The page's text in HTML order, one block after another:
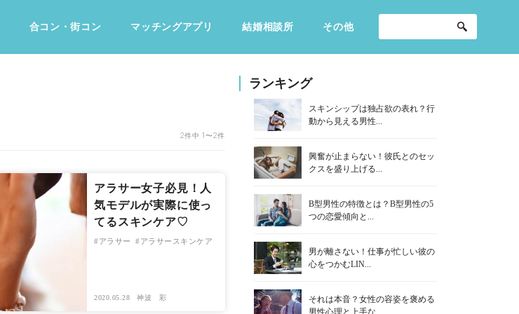
合コン・街コン マッチングアプリ 結婚相談所 その他
2件中 1〜2件
アラサー女子必見！人
気モデルが実際に使っ
てるスキンケア♡
アラサー アラサースキンケア
2020.05.28 神波 彩
ランキング
スキンシップは独占欲の表れ？行
動から見える男性...
興奮が止まらない！彼氏とのセッ
クスを盛り上げる...
B型男性の特徴とは？B型男性の5
つの恋愛傾向と...
男が離さない！仕事が忙しい彼の
心をつかむLIN...
それは本音？女性の容姿を褒める
男性心理と上手な...